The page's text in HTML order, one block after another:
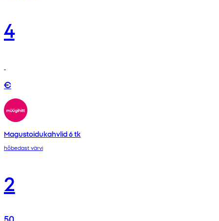
4
€
Magustoidukahvlid 6 tk
hõbedast värvi
2
50